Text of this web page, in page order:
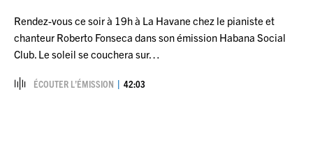
Rendez-vous ce soir à 19h à La Havane chez le pianiste et
chanteur Roberto Fonseca dans son émission Habana Social
Club. Le soleil se couchera sur…
ÉCOUTER L’ÉMISSION 42:03